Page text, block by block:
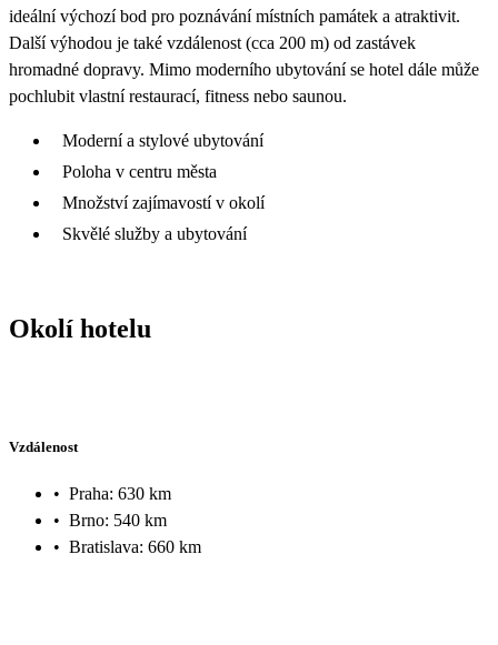
ideální výchozí bod pro poznávání místních památek a atraktivit.
Další výhodou je také vzdálenost (cca 200 m) od zastávek
hromadné dopravy. Mimo moderního ubytování se hotel dále může
pochlubit vlastní restaurací, fitness nebo saunou.
Moderní a stylové ubytování
Poloha v centru města
Množství zajímavostí v okolí
Skvělé služby a ubytování
Okolí hotelu
Vzdálenost
• Praha: 630 km
• Brno: 540 km
• Bratislava: 660 km